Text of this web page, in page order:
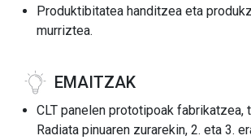
Produktibitatea handitzea eta
murriztea.
EMAITZAK
CLT panelen prototipoak fabrikatzea,
Radiata pinuaren zurarekin, 2. eta 3.